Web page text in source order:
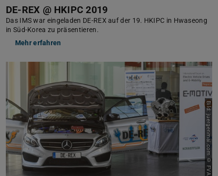
DE-REX @ HKIPC 2019
Das IMS war eingeladen DE-REX auf der 19. HKIPC in Hwaseong
in Süd-Korea zu präsentieren.
Mehr erfahren
Bild: juergenmai.com © FVA